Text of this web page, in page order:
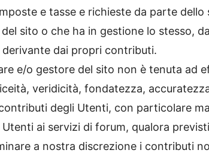
e tasse e richieste da parte
sito o che ha in gestione lo stesso,
dai propri contributi.
e/o gestore del sito non è tenuta ad
veridicità, fondatezza,
degli Utenti, con particolare
ai servizi di forum, qualora
a nostra discrezione i contributi